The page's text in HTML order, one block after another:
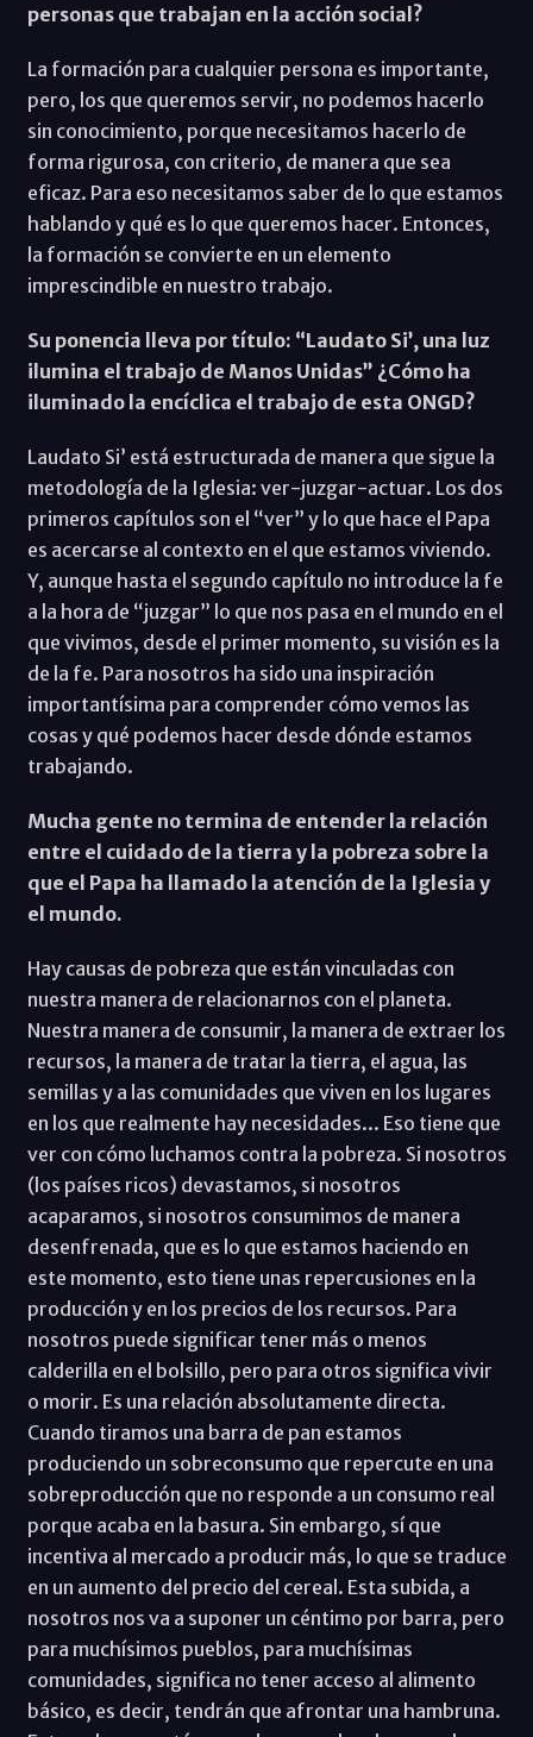
personas que trabajan en la acción social?
La formación para cualquier persona es importante,
pero, los que queremos servir, no podemos hacerlo
sin conocimiento, porque necesitamos hacerlo de
forma rigurosa, con criterio, de manera que sea
eficaz. Para eso necesitamos saber de lo que estamos
hablando y qué es lo que queremos hacer. Entonces,
la formación se convierte en un elemento
imprescindible en nuestro trabajo.
Su ponencia lleva por título: “Laudato Si’, una luz
ilumina el trabajo de Manos Unidas” ¿Cómo ha
iluminado la encíclica el trabajo de esta ONGD?
Laudato Si’ está estructurada de manera que sigue la
metodología de la Iglesia: ver-juzgar-actuar. Los dos
primeros capítulos son el “ver” y lo que hace el Papa
es acercarse al contexto en el que estamos viviendo.
Y, aunque hasta el segundo capítulo no introduce la fe
a la hora de “juzgar” lo que nos pasa en el mundo en el
que vivimos, desde el primer momento, su visión es la
de la fe. Para nosotros ha sido una inspiración
importantísima para comprender cómo vemos las
cosas y qué podemos hacer desde dónde estamos
trabajando.
Mucha gente no termina de entender la relación
entre el cuidado de la tierra y la pobreza sobre la
que el Papa ha llamado la atención de la Iglesia y
el mundo.
Hay causas de pobreza que están vinculadas con
nuestra manera de relacionarnos con el planeta.
Nuestra manera de consumir, la manera de extraer los
recursos, la manera de tratar la tierra, el agua, las
semillas y a las comunidades que viven en los lugares
en los que realmente hay necesidades... Eso tiene que
ver con cómo luchamos contra la pobreza. Si nosotros
(los países ricos) devastamos, si nosotros
acaparamos, si nosotros consumimos de manera
desenfrenada, que es lo que estamos haciendo en
este momento, esto tiene unas repercusiones en la
producción y en los precios de los recursos. Para
nosotros puede significar tener más o menos
calderilla en el bolsillo, pero para otros significa vivir
o morir. Es una relación absolutamente directa.
Cuando tiramos una barra de pan estamos
produciendo un sobreconsumo que repercute en una
sobreproducción que no responde a un consumo real
porque acaba en la basura. Sin embargo, sí que
incentiva al mercado a producir más, lo que se traduce
en un aumento del precio del cereal. Esta subida, a
nosotros nos va a suponer un céntimo por barra, pero
para muchísimos pueblos, para muchísimas
comunidades, significa no tener acceso al alimento
básico, es decir, tendrán que afrontar una hambruna.